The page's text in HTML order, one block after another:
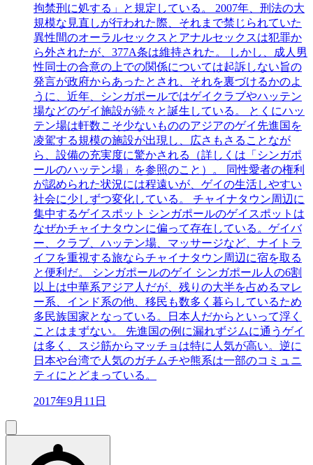
拘禁刑に処する」と規定している。 2007年、刑法の大
規模な見直しが行われた際、それまで禁じられていた
異性間のオーラルセックスとアナルセックスは犯罪か
ら外されたが、377A条は維持された。 しかし、成人男
性同士の合意の上での関係については起訴しない旨の
発言が政府からあったとされ、それを裏づけるかのよ
うに、近年、シンガポールではゲイクラブやハッテン
場などのゲイ施設が続々と誕生している。 とくにハッ
テン場は軒数こそ少ないもののアジアのゲイ先進国を
凌駕する規模の施設が出現し、広さもさることなが
ら、設備の充実度に驚かされる（詳しくは「シンガポ
ールのハッテン場」を参照のこと）。 同性愛者の権利
が認められた状況には程遠いが、ゲイの生活しやすい
社会に少しずつ変化している。 チャイナタウン周辺に
集中するゲイスポット シンガポールのゲイスポットは
なぜかチャイナタウンに偏って存在している。ゲイバ
ー、クラブ、ハッテン場、マッサージなど、ナイトラ
イフを重視する旅ならチャイナタウン周辺に宿を取る
と便利だ。 シンガポールのゲイ シンガポール人の6割
以上は中華系アジア人だが、残りの大半を占めるマレ
ー系、インド系の他、移民も数多く暮らしているため
多民族国家となっている。日本人だからといって浮く
ことはまずない。 先進国の例に漏れずジムに通うゲイ
は多く、スジ筋からマッチョは特に人気が高い。逆に
日本や台湾で人気のガチムチや熊系は一部のコミュニ
ティにとどまっている。
2017年9月11日